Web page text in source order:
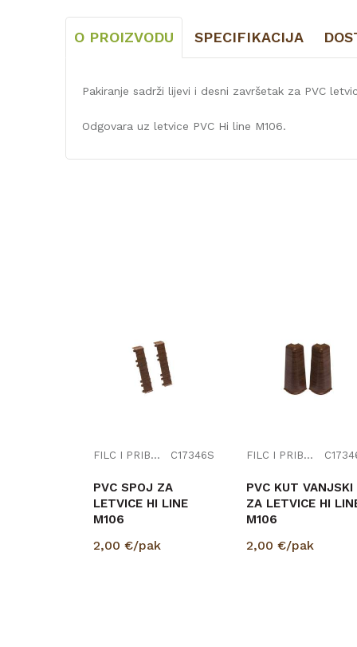
O PROIZVODU SPECIFIKACIJA
Pakiranje sadrži lijevi i desni završetak za PVC
Odgovara uz letvice PVC Hi line M106.
FILC I PRIBOR C17346S
PVC SPOJ ZA
LETVICE HI LINE
M106
2,00 €/pak
FILC I PRIBOR
PVC KUT VANJSKI
ZA LETVICE HI
M106
2,00 €/pak